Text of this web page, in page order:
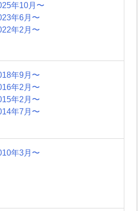
年10月〜
年6月〜
年2月〜
年9月〜
年2月〜
年2月〜
年7月〜
年3月〜